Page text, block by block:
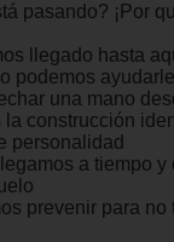
pasando? ¡Por
llegado hasta
podemos
una mano
la construcción
personalidad
a tiempo
prevenir para no